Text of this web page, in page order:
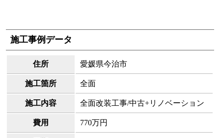
施工事例データ
住所 愛媛県今治市
施工箇所 全面
施工内容 全面改装工事/中古+リノベーション
費用 770万円